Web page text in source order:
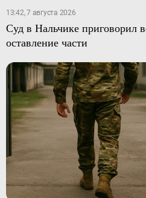
13:42, 7 августа 2026
Суд в Нальчике приговорил
оставление части